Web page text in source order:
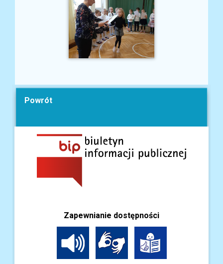
Powrót
Zapewnianie dostępności